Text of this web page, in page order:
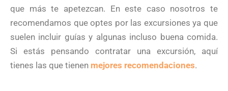
que más te apetezcan. En este caso nosotros te
recomendamos que optes por las excursiones ya que
suelen incluir guías y algunas incluso buena comida.
Si estás pensando contratar una excursión, aquí
tienes las que tienen mejores recomendaciones.